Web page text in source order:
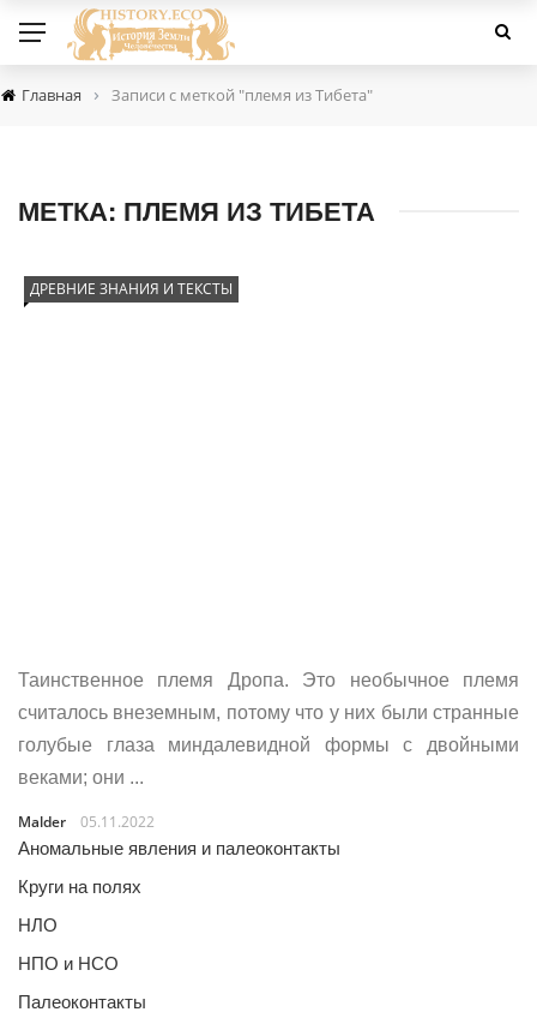
Главная › Записи с меткой "племя из Тибета"
МЕТКА: ПЛЕМЯ ИЗ ТИБЕТА
ДРЕВНИЕ ЗНАНИЯ И ТЕКСТЫ
Таинственное племя Дропа. Это необычное племя
считалось внеземным, потому что у них были странные
голубые глаза миндалевидной формы с двойными
веками; они ...
Malder
05.11.2022
Аномальные явления и палеоконтакты
Круги на полях
НЛО
НПО и НСО
Палеоконтакты